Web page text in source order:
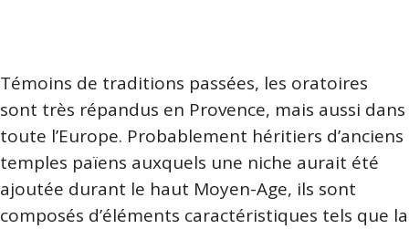
Témoins de traditions passées, les oratoires
sont très répandus en Provence, mais aussi dans
toute l’Europe. Probablement héritiers d’anciens
temples païens auxquels une niche aurait été
ajoutée durant le haut Moyen-Age, ils sont
composés d’éléments caractéristiques tels que la